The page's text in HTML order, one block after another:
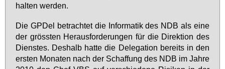
hal­ten wer­den.
Die GPDel be­trach­tet die In­for­ma­tik des NDB als ei­ne
der gröss­ten Her­aus­for­de­run­gen für die Di­rek­ti­on des
Diens­tes. Des­halb hat­te die De­le­ga­ti­on be­reits in den
ers­ten Mo­na­ten nach der Schaf­fung des NDB im Jah­re